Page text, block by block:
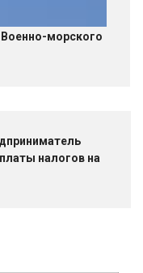
морского
налогов на